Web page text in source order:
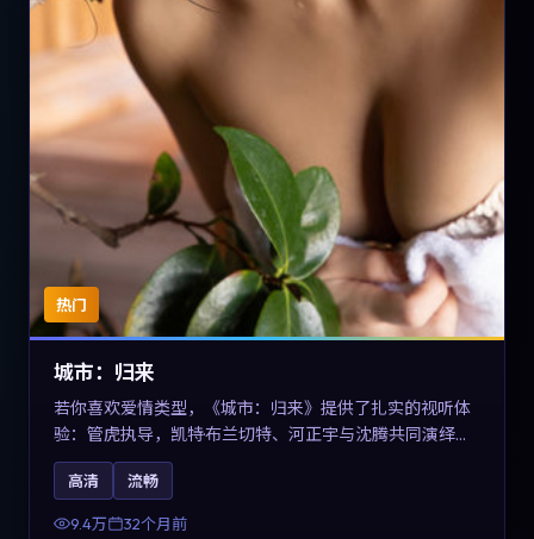
热门
城市：归来
若你喜欢爱情类型，《城市：归来》提供了扎实的视听体
验：管虎执导，凯特·布兰切特、河正宇与沈腾共同演绎。
影片2023年于德国上映，内容在有限空间内完成高密度的
戏剧冲突，关键词包含高清流畅、人物关系与情节反转，
适合检索「2023爱情」「德国电影」的用户。
高清 流畅
9.4万 32个月前